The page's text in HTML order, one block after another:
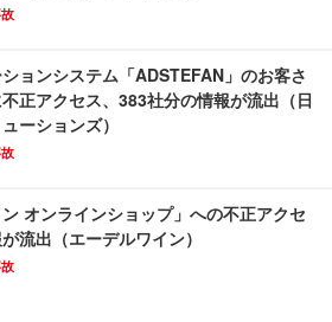
ョンシステム「ADSTEFAN」のお客さ
正アクセス、383社分の情報が流出（日
ーションズ）
ン オンラインショップ」への不正アクセ
流出（エーデルワイン）